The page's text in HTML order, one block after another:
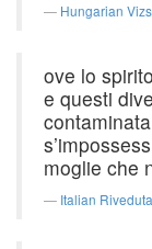
Hungarian
ove lo
e questi
moglie che
Italian